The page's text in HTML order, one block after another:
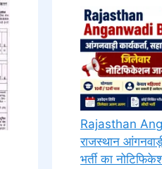
Rajasthan
राजस्थान
भर्ती का